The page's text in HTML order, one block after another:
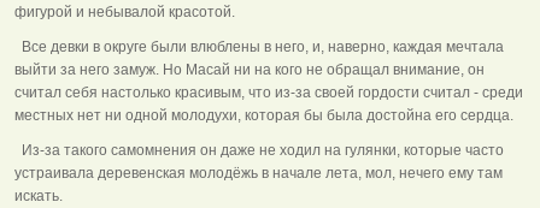
фигурой и небывалой красотой.
Все девки в округе были влюблены в него, и, наверно, каждая мечтала
выйти за него замуж. Но Масай ни на кого не обращал внимание, он
считал себя настолько красивым, что из-за своей гордости считал - среди
местных нет ни одной молодухи, которая бы была достойна его сердца.
Из-за такого самомнения он даже не ходил на гулянки, которые часто
устраивала деревенская молодёжь в начале лета, мол, нечего ему там
искать.